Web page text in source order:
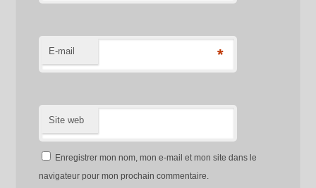
E-mail *
Site web
Enregistrer mon nom, mon e-mail et mon site dans le
navigateur pour mon prochain commentaire.